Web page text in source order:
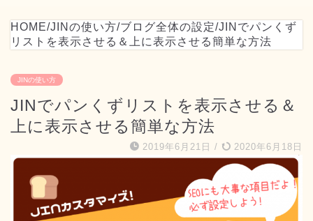
HOME/JINの使い方/ブログ全体の設定/JINでパンくず
リストを表示させる＆上に表示させる簡単な方法
JINの使い方
JINでパンくずリストを表示させる＆
上に表示させる簡単な方法
2019年6月21日 / 2020年6月18日